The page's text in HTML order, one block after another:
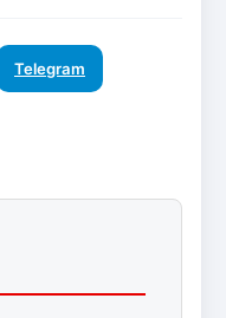
Telegram